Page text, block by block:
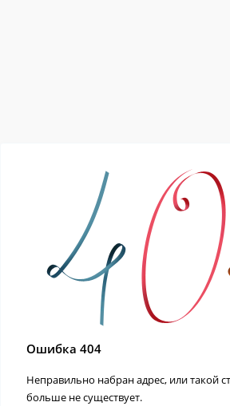
Ошибка 404
Неправильно набран адрес, или такой
больше не существует.